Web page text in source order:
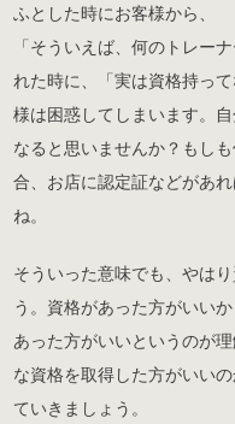
ふとした時にお客様から、
「そういえば、何のトレー
れた時に、「実は資格持っ
様は困惑してしまいます。
なると思いませんか？もし
合、お店に認定証などがあ
ね。
そういった意味でも、やは
う。資格があった方がいい
あった方がいいというのが
な資格を取得した方がいい
ていきましょう。